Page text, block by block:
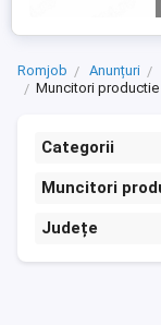
Romjob Anunțuri
Muncitori
Categorii
Muncitori
Județe